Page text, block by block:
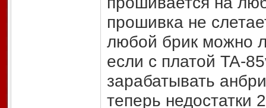
прошивка не
любой брик можно
если с платой TA-
зарабатывать
теперь недостатки